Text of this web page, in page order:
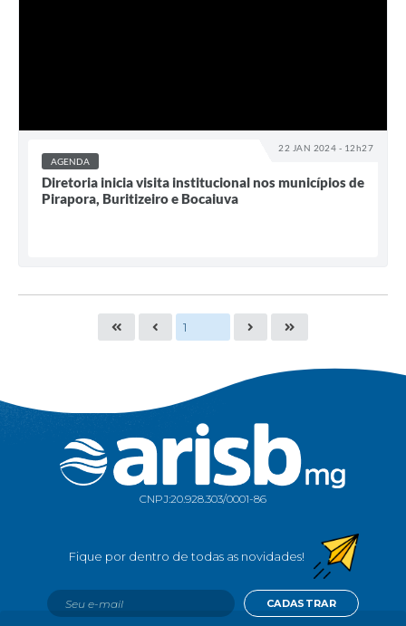
22 JAN 2024 - 12h27
AGENDA
Diretoria inicia visita institucional nos municípios de
Pirapora, Buritizeiro e Bocaiuva
CNPJ:20.928.303/0001-86
CADASTRAR